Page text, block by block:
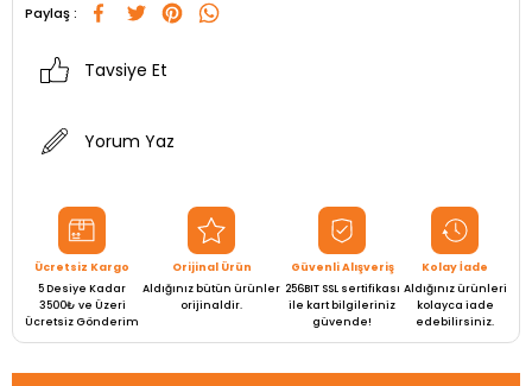
Paylaş :
Tavsiye Et
Yorum Yaz
Ücretsiz Kargo
5 Desiye Kadar
3500₺ ve Üzeri
Ücretsiz Gönderim
Orijinal Ürün
Aldığınız bütün ürünler
orijinaldir.
Güvenli Alışveriş
256BIT SSL sertifikası
ile kart bilgileriniz
güvende!
Kolay İade
Aldığınız ürünleri
kolayca iade
edebilirsiniz.